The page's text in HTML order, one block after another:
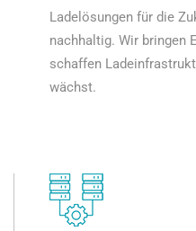
Ladelösungen für die
nachhaltig. Wir bringen
schaffen
wächst.